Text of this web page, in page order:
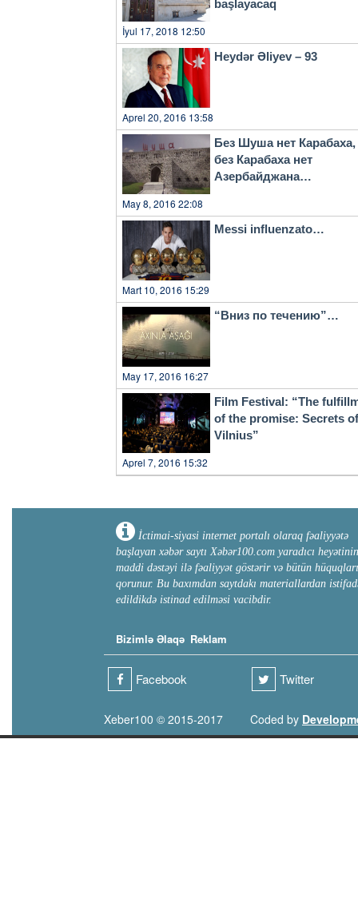
başlayacaq
İyul 17, 2018 12:50
Heydər Əliyev – 93
Aprel 20, 2016 13:58
Без Шуша нет Карабаха,
без Карабаха нет
Азербайджана…
May 8, 2016 22:08
Messi influenzato…
Mart 10, 2016 15:29
“Вниз по течению”…
May 17, 2016 16:27
Film Festival: “The
of the promise: Secrets of
Vilnius”
Aprel 7, 2016 15:32
İctimai-siyasi internet portalı olaraq fəaliyyətə
başlayan xəbər saytı Xəbər100.com yaradıcı heyətinin
maddi dəstəyi ilə fəaliyyət göstərir və bütün hüquqları
qorunur. Bu baxımdan saytdakı materiallardan
edildikdə istinad edilməsi vacibdir.
Bizimlə Əlaqə Reklam
Facebook Twitter
Xeber100 © 2015-2017 Coded by